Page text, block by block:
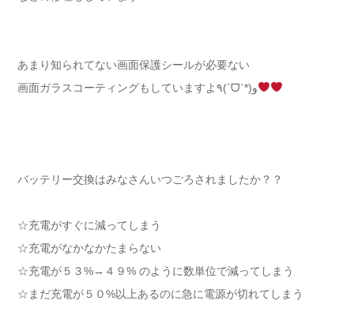
あまり知られてない画面保護シールが必要ない
画面ガラスコーティングもしていますよ
٩(ˊᗜˋ*)و
バッテリー交換はみなさんいつごろされましたか？？
☆充電がすぐに減ってしまう
☆充電がなかなかたまらない
☆充電が５３%→４９% のように数単位で減ってしまう
☆まだ充電が５０%以上あるのに急に電源が切れてしまう